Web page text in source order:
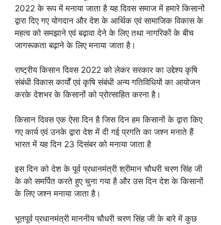
2022 के रूप में मनाया जाता है यह दिवस समाज में हमारे किसानों
द्वारा दिए गए योगदान और देश के आर्थिक एवं सामाजिक विकास के
महत्व को समझाने एवं बढ़ावा देने के लिए तथा नागरिकों के बीच
जागरूकता बढ़ाने के लिए मनाया जाता है।
राष्ट्रीय किसान दिवस 2022 को लेकर सरकार का उद्देश्य कृषि
संबंधी विकास कार्यों एवं कृषि संबंधी अन्य गतिविधियों का आयोजन
करके देशभर के किसानों को प्रोत्साहित करना है।
किसान दिवस एक ऐसा दिन है जिस दिन हम किसानों के द्वारा किए
गए कार्य एवं उनके द्वारा देश में दी गई प्रगति का जश्न मनाते हैं
भारत में यह दिन 23 दिसंबर को मनाया जाता है
इस दिन को देश के पूर्व प्रधानमंत्री श्रीमान चौधरी चरण सिंह जी
के को समर्पित करते हुए चुना गया है और उस दिन देश के किसानों
के लिए जश्न मनाया जाता है।
भूतपूर्व प्रधानमंत्री माननीय चौधरी चरण सिंह जी के बारे में कुछ